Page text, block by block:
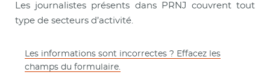
Les journalistes présents dans PRNJ couvrent tout
type de secteurs d’activité.
Les informations sont incorrectes ? Effacez les
champs du formulaire.